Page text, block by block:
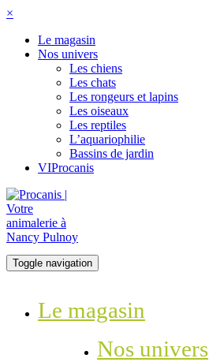
×
Le magasin
Nos univers
Les chiens
Les chats
Les rongeurs et lapins
Les oiseaux
Les reptiles
L’aquariophilie
Bassins de jardin
VIProcanis
Toggle navigation
Le magasin
Nos univers